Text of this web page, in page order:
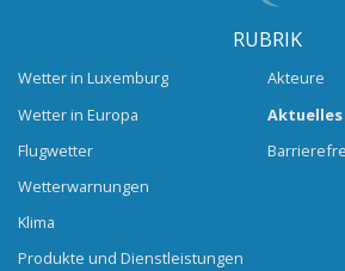
RUBRIK
Wetter in Luxemburg
Wetter in Europa
Flugwetter
Wetterwarnungen
Klima
Produkte und Dienstleistungen
Akteure
Aktuelles